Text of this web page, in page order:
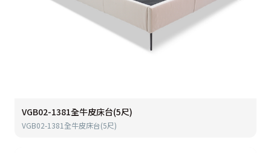
VGB02-1381全牛皮床台(5尺)
VGB02-1381全牛皮床台(5尺)